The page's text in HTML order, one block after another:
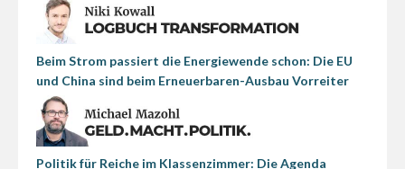
Beim Strom passiert die Energiewende schon: Die EU
und China sind beim Erneuerbaren-Ausbau Vorreiter
Politik für Reiche im Klassenzimmer: Die Agenda